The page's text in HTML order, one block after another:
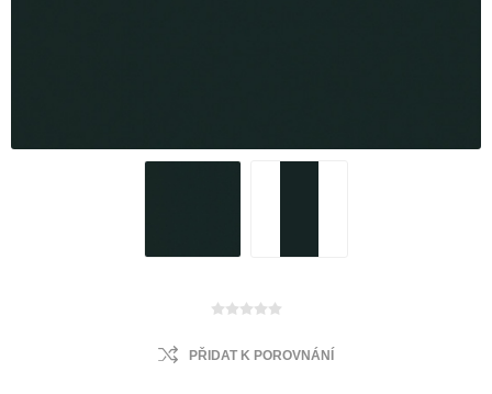
PŘIDAT K POROVNÁNÍ